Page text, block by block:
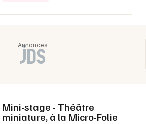
Mini-stage - Théâtre
miniature, à la Micro-Folie